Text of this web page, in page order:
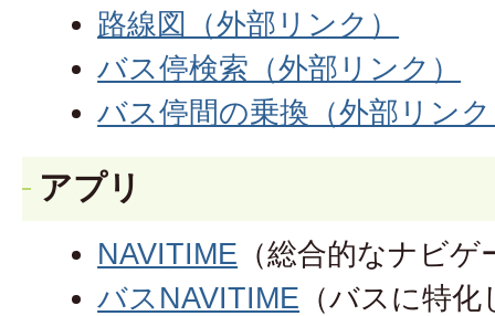
路線図（外部リンク）
バス停検索（外部リンク）
バス停間の乗換（外部リン
アプリ
NAVITIME （総合的なナビ
バスNAVITIME （バスに特